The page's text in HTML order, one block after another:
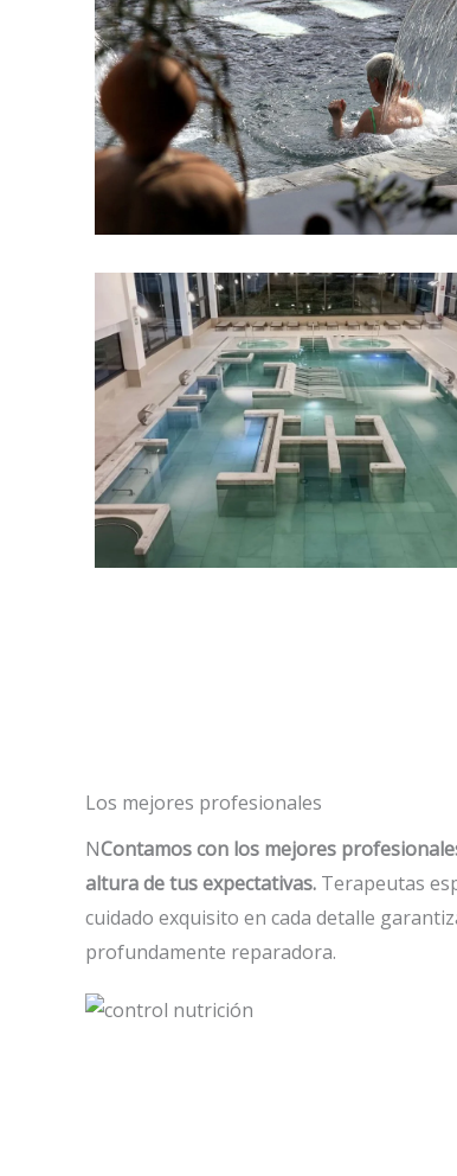
Los mejores profesionales
NContamos con los mejores
altura de tus expectativas. Terapeutas
cuidado exquisito en cada detalle
profundamente reparadora.